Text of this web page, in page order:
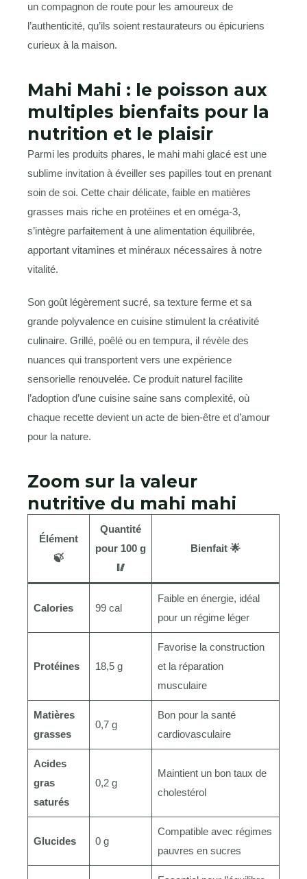
un compagnon de route pour les amoureux de
l’authenticité, qu’ils soient restaurateurs ou épicuriens
curieux à la maison.
Mahi Mahi : le poisson aux
multiples bienfaits pour la
nutrition et le plaisir
Parmi les produits phares, le mahi mahi glacé est une
sublime invitation à éveiller ses papilles tout en prenant
soin de soi. Cette chair délicate, faible en matières
grasses mais riche en protéines et en oméga-3,
s’intègre parfaitement à une alimentation équilibrée,
apportant vitamines et minéraux nécessaires à notre
vitalité.
Son goût légèrement sucré, sa texture ferme et sa
grande polyvalence en cuisine stimulent la créativité
culinaire. Grillé, poêlé ou en tempura, il révèle des
nuances qui transportent vers une expérience
sensorielle renouvelée. Ce produit naturel facilite
l’adoption d’une cuisine saine sans complexité, où
chaque recette devient un acte de bien-être et d’amour
pour la nature.
Zoom sur la valeur
nutritive du mahi mahi
Élément
🍃
Quantité
pour 100 g
🥢
Bienfait 🌟
Calories 99 cal
Faible en énergie, idéal
pour un régime léger
Protéines 18,5 g
Favorise la construction
et la réparation
musculaire
Matières
grasses
0,7 g
Bon pour la santé
cardiovasculaire
Acides
gras
saturés
0,2 g
Maintient un bon taux de
cholestérol
Glucides 0 g
Compatible avec régimes
pauvres en sucres